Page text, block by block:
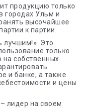
продукцию только
городах Ульм и
высочайшее
к партии.
лучшим!». Это
только
на собственных
и банке, а также
и цены
лидер на своем